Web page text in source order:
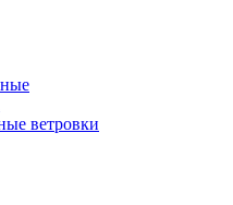
ветровки